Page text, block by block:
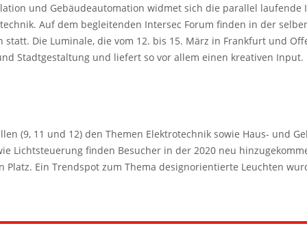
und Gebäudeautomation widmet sich die parallel laufende
Auf dem begleitenden Intersec Forum finden in der
Die Luminale, die vom 12. bis 15. März in Frankfurt und
Stadtgestaltung und liefert so vor allem einen kreativen Input.
(9, 11 und 12) den Themen Elektrotechnik sowie Haus- und
Lichtsteuerung finden Besucher in der 2020 neu
Platz. Ein Trendspot zum Thema designorientierte Leuchten